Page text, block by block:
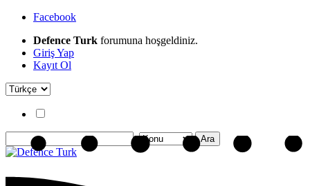
Facebook
Defence Turk forumuna hoşgeldiniz.
Giriş Yap
Kayıt Ol